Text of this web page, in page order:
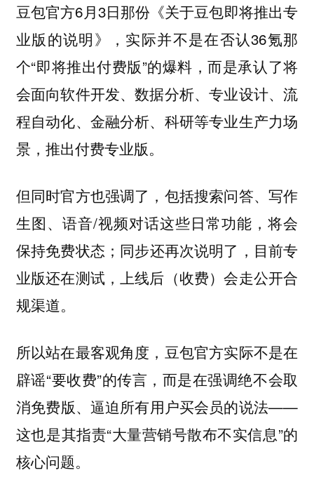
豆包官方6月3日那份《关于豆包即将推出专
业版的说明》，实际并不是在否认36氪那
个“即将推出付费版”的爆料，而是承认了将
会面向软件开发、数据分析、专业设计、流
程自动化、金融分析、科研等专业生产力场
景，推出付费专业版。
但同时官方也强调了，包括搜索问答、写作
生图、语音/视频对话这些日常功能，将会
保持免费状态；同步还再次说明了，目前专
业版还在测试，上线后（收费）会走公开合
规渠道。
所以站在最客观角度，豆包官方实际不是在
辟谣“要收费”的传言，而是在强调绝不会取
消免费版、逼迫所有用户买会员的说法——
这也是其指责“大量营销号散布不实信息”的
核心问题。